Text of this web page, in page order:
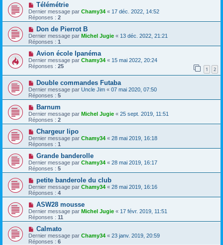
Télémétrie
Dernier message par Chamy34 « 17 déc. 2022, 14:52
Réponses : 2
Don de Pierrot B
Dernier message par Michel Jugie « 13 déc. 2022, 21:21
Réponses : 1
Avion école Ipanéma
Dernier message par Chamy34 « 15 mai 2022, 20:24
Réponses : 25 1 2
Double commandes Futaba
Dernier message par Uncle Jim « 07 mai 2020, 07:50
Réponses : 5
Barnum
Dernier message par Michel Jugie « 25 sept. 2019, 11:51
Réponses : 2
Chargeur lipo
Dernier message par Chamy34 « 28 mai 2019, 16:18
Réponses : 1
Grande banderolle
Dernier message par Chamy34 « 28 mai 2019, 16:17
Réponses : 5
petite banderole du club
Dernier message par Chamy34 « 28 mai 2019, 16:16
Réponses : 4
ASW28 mousse
Dernier message par Michel Jugie « 17 févr. 2019, 11:51
Réponses : 11
Calmato
Dernier message par Chamy34 « 23 janv. 2019, 20:59
Réponses : 6